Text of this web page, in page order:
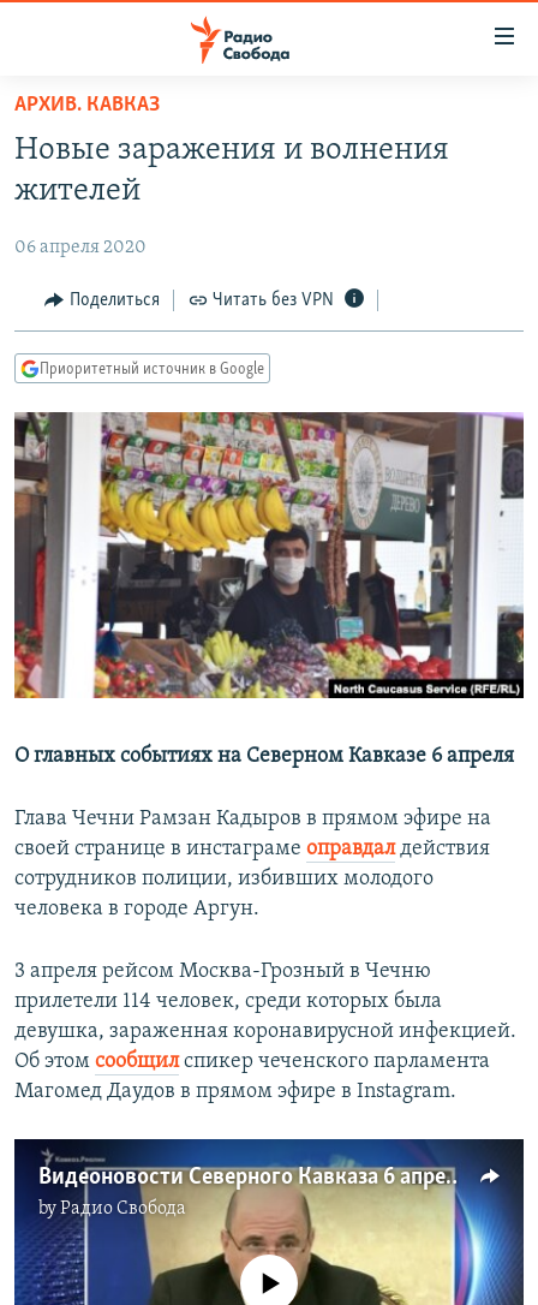
упрощенного
доступа
основному
Вернутся
главной
навигации
Вернутся
поиску
ЦИТАТЫ СВОБОДЫ
МНЕНИЯ
IDEL.РЕАЛИИ
КАВКАЗ.РЕАЛИИ
СЕВЕР.РЕАЛИИ
СИБИРЬ.РЕАЛИИ
РАСПИСАНИЕ ВЕЩАНИЯ
ПОДПИШИТЕСЬ НА РАССЫЛКУ
СОЦИАЛЬНЫЕ СЕТИ
Все сайты РСЕ/РС
АРХИВ. КАВКАЗ
Новые заражения и волнения
жителей
06 апреля 2020
Поделиться Читать без VPN
Приоритетный источник в Google
О главных событиях на Северном Кавказе 6 апреля
Глава Чечни Рамзан Кадыров в прямом эфире на
своей странице в инстаграме оправдалдействия
сотрудников полиции, избивших молодого
человека в городе Аргун.
3 апреля рейсом Москва-Грозный в Чечню
прилетели 114 человек, среди которых была
девушка, зараженная коронавирусной инфекцией.
Об этом сообщилспикер чеченского парламента
Магомед Даудов в прямом эфире в Instagram.
Видеоновости Северного Кавказа 6 апреля
byРадио Свобода
No media source currently available